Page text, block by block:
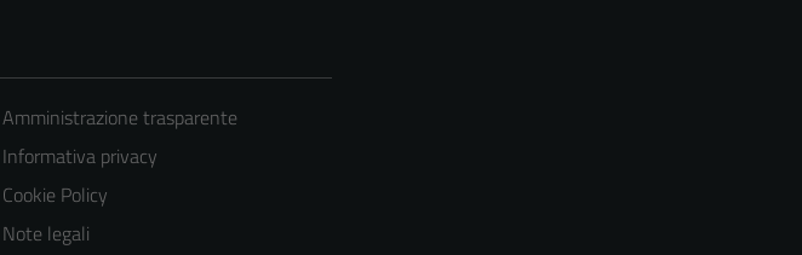
Amministrazione trasparente
Informativa privacy
Cookie Policy
Note legali